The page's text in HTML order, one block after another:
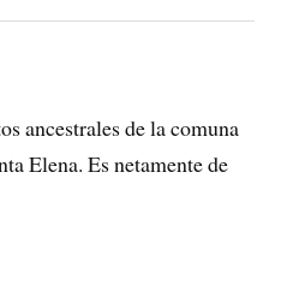
ancestrales de la comuna
Elena. Es netamente de